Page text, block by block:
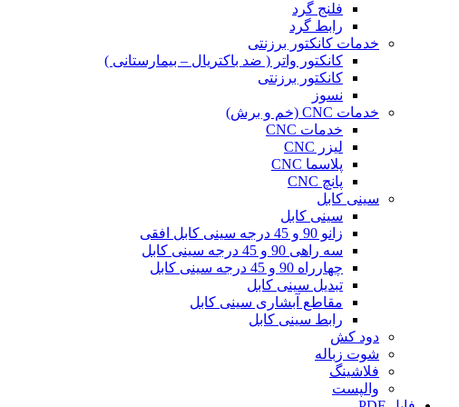
فلنج گرد
رابط گرد
خدمات کانکتور برزنتی
کانکتور واتر ( ضد باکتریال – بیمارستانی )
کانکتور برزنتی
نسوز
خدمات CNC (خم و برش)
خدمات CNC
لیزر CNC
پلاسما CNC
پانچ CNC
سینی کابل
سینی کابل
زانو 90 و 45 درجه سینی کابل افقی
سه راهی 90 و 45 درجه سینی کابل
چهارراه 90 و 45 درجه سینی کابل
تبدیل سینی کابل
مقاطع آبشاری سینی کابل
رابط سینی کابل
دود کش
شوت زباله
فلاشینگ
والپست